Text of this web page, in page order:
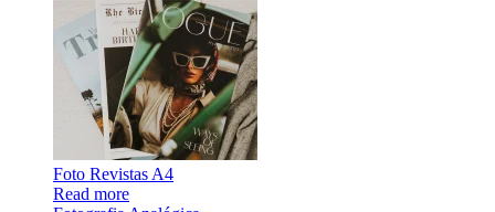
Foto Revistas A4
Read more